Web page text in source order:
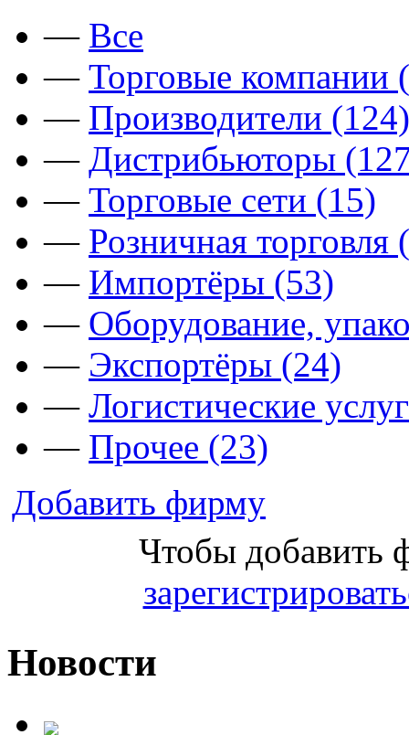
— Все
— Торговые компании
— Производители (124)
— Дистрибьюторы
— Торговые сети (15)
— Розничная торговля
— Импортёры (53)
— Оборудование,
— Экспортёры (24)
— Логистические
— Прочее (23)
Добавить фирму
Чтобы добавить
Новости